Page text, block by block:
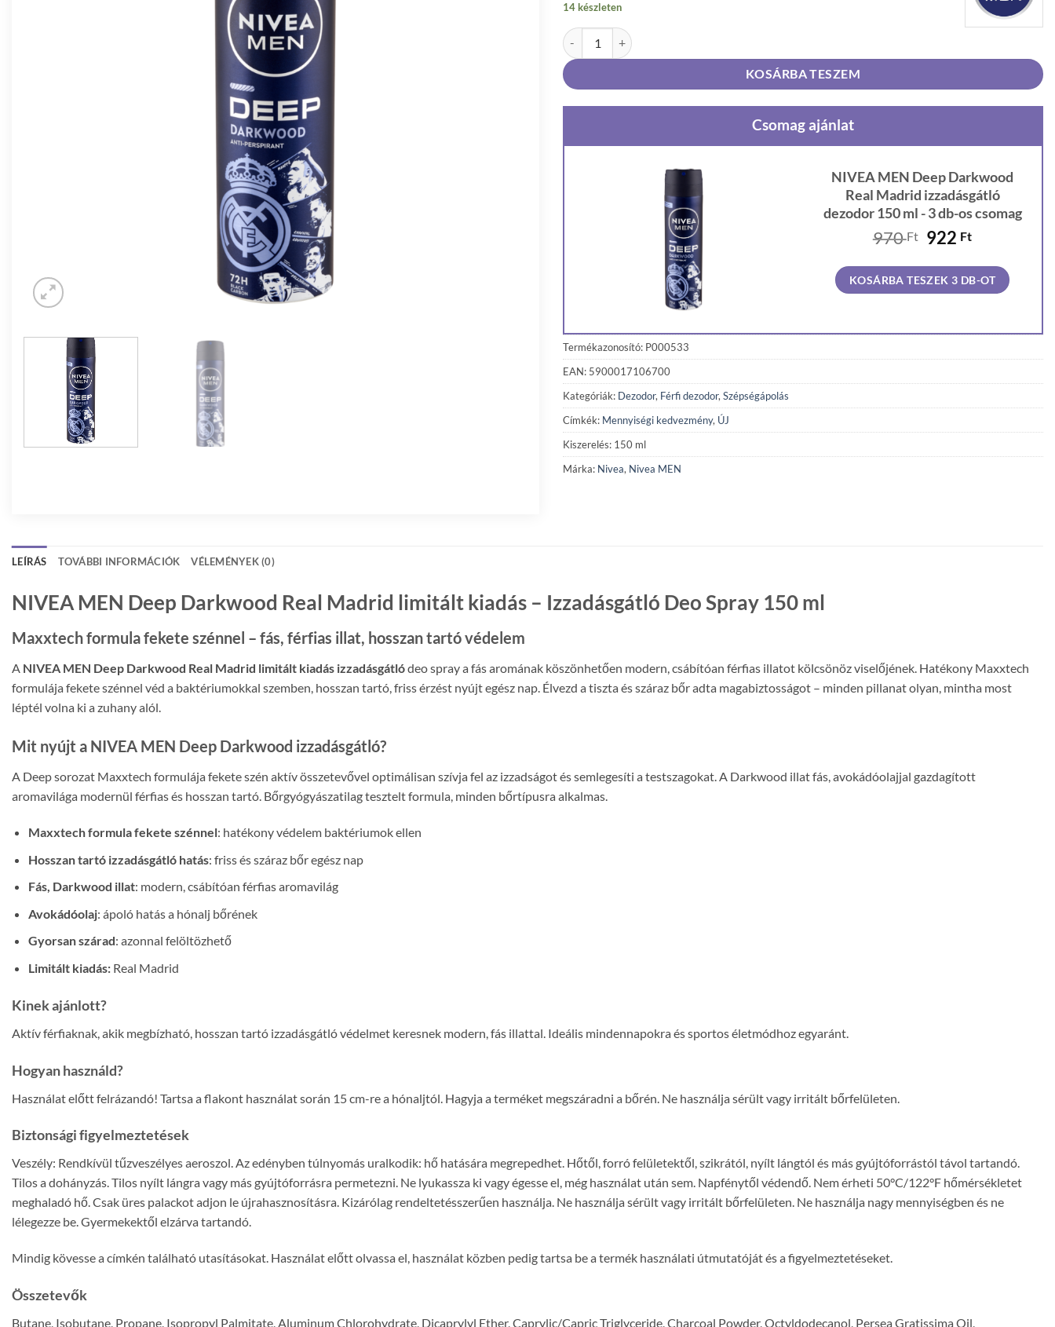
14 készleten
NIVEA MEN Deep Darkwood Real Madrid izzadásgátló dezodor 150 ml mennyiség
KOSÁRBA TESZEM
Csomag ajánlat
NIVEA MEN Deep Darkwood
Real Madrid izzadásgátló
dezodor 150 ml - 3 db-os csomag
970Ft Original
was:
970 Ft.
922 FtCurrent
is:
922 Ft.
KOSÁRBA TESZEK 3 DB-OT
Termékazonosító: P000533
EAN: 5900017106700
Kategóriák: Dezodor, Férfi dezodor, Szépségápolás
Címkék: Mennyiségi kedvezmény, ÚJ
Kiszerelés: 150 ml
Márka: Nivea, Nivea MEN
LEÍRÁS TOVÁBBI INFORMÁCIÓK VÉLEMÉNYEK (0)
NIVEA MEN Deep Darkwood Real Madrid limitált kiadás – Izzadásgátló Deo Spray 150 ml
Maxxtech formula fekete szénnel – fás, férfias illat, hosszan tartó védelem
A NIVEA MEN Deep Darkwood Real Madrid limitált kiadás izzadásgátlódeo spray a fás aromának köszönhetően modern, csábítóan férfias illatot kölcsönöz viselőjének. Hatékony Maxxtech
formulája fekete szénnel véd a baktériumokkal szemben, hosszan tartó, friss érzést nyújt egész nap. Élvezd a tiszta és száraz bőr adta magabiztosságot – minden pillanat olyan, mintha most
léptél volna ki a zuhany alól.
Mit nyújt a NIVEA MEN Deep Darkwood izzadásgátló?
A Deep sorozat Maxxtech formulája fekete szén aktív összetevővel optimálisan szívja fel az izzadságot és semlegesíti a testszagokat. A Darkwood illat fás, avokádóolajjal gazdagított
aromavilága modernül férfias és hosszan tartó. Bőrgyógyászatilag tesztelt formula, minden bőrtípusra alkalmas.
Maxxtech formula fekete szénnel: hatékony védelem baktériumok ellen
Hosszan tartó izzadásgátló hatás: friss és száraz bőr egész nap
Fás, Darkwood illat: modern, csábítóan férfias aromavilág
Avokádóolaj: ápoló hatás a hónalj bőrének
Gyorsan szárad: azonnal felöltözhető
Limitált kiadás:Real Madrid
Kinek ajánlott?
Aktív férfiaknak, akik megbízható, hosszan tartó izzadásgátló védelmet keresnek modern, fás illattal. Ideális mindennapokra és sportos életmódhoz egyaránt.
Hogyan használd?
Használat előtt felrázandó! Tartsa a flakont használat során 15 cm-re a hónaljtól. Hagyja a terméket megszáradni a bőrén. Ne használja sérült vagy irritált bőrfelületen.
Biztonsági figyelmeztetések
Veszély: Rendkívül tűzveszélyes aeroszol. Az edényben túlnyomás uralkodik: hő hatására megrepedhet. Hőtől, forró felületektől, szikrától, nyílt lángtól és más gyújtóforrástól távol tartandó.
Tilos a dohányzás. Tilos nyílt lángra vagy más gyújtóforrásra permetezni. Ne lyukassza ki vagy égesse el, még használat után sem. Napfénytől védendő. Nem érheti 50°C/122°F hőmérsékletet
meghaladó hő. Csak üres palackot adjon le újrahasznosításra. Kizárólag rendeltetésszerűen használja. Ne használja sérült vagy irritált bőrfelületen. Ne használja nagy mennyiségben és ne
lélegezze be. Gyermekektől elzárva tartandó.
Mindig kövesse a címkén található utasításokat. Használat előtt olvassa el, használat közben pedig tartsa be a termék használati útmutatóját és a figyelmeztetéseket.
Összetevők
Butane, Isobutane, Propane, Isopropyl Palmitate, Aluminum Chlorohydrate, Dicaprylyl Ether, Caprylic/Capric Triglyceride, Charcoal Powder, Octyldodecanol, Persea Gratissima Oil,